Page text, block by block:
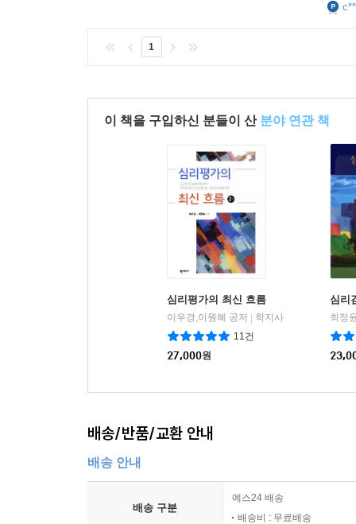
1
이 책을 구입하신 분들이 산 분야 연관 책
심리평가의 최신 흐름
이우경,이원혜 공저
학지사
11건
27,000원
심리
최정
배송/반품/교환 안내
배송 안내
배송 구분
예스24 배송
배송비 : 무료배송